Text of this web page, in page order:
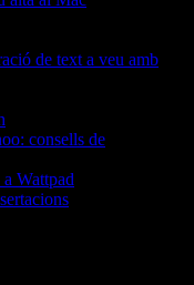
de text a veu amb
consells de
Wattpad